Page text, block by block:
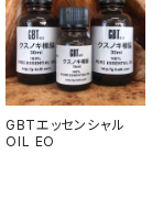
GBTエッセンシャル
OIL EO